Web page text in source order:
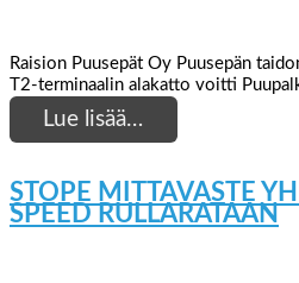
Raision Puusepät Oy Puusepän
T2-terminaalin alakatto voitti
Lue lisää…
STOPE MITTAVASTE
SPEED RULLARATAAN